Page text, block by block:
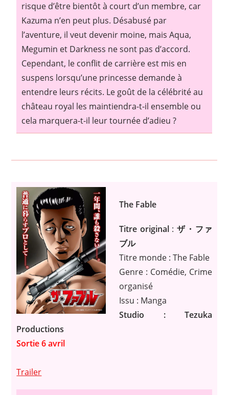
risque d’être bientôt à court d’un membre, car
Kazuma n’en peut plus. Désabusé par
l’aventure, il veut devenir moine, mais Aqua,
Megumin et Darkness ne sont pas d’accord.
Cependant, le conflit de carrière est mis en
suspens lorsqu’une princesse demande à
entendre leurs récits. Le goût de la célébrité au
château royal les maintiendra-t-il ensemble ou
cela marquera-t-il leur tournée d’adieu ?
The Fable
Titre original:ザ・ファ
ブル
Titre monde : The Fable
Genre : Comédie, Crime
organisé
Issu : Manga
Studio : Tezuka
Productions
Sortie 6 avril
Trailer